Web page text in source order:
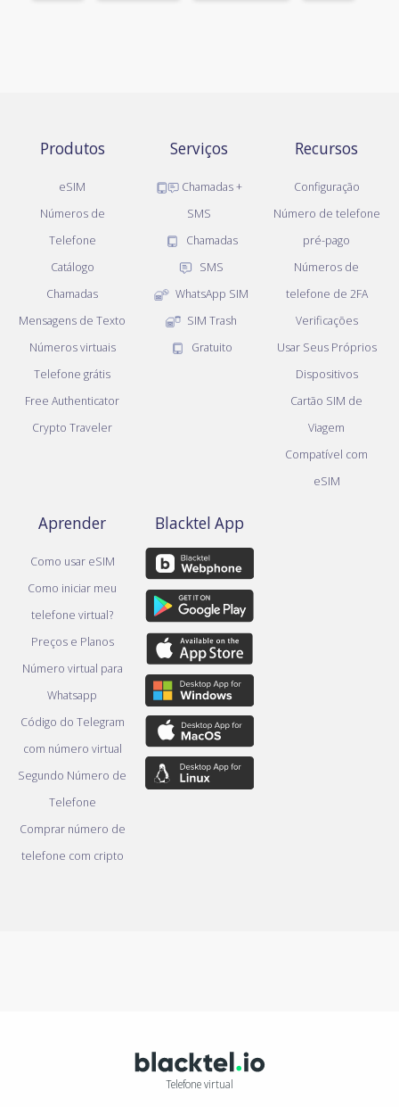
Produtos
eSIM
Números de
Telefone
Catálogo
Chamadas
Mensagens de Texto
Números virtuais
Telefone grátis
Free Authenticator
Crypto Traveler
Serviços
Chamadas +
SMS
Chamadas
SMS
WhatsApp SIM
SIM Trash
Gratuito
Recursos
Configuração
Número de telefone
pré-pago
Números de
telefone de 2FA
Verificações
Usar Seus Próprios
Dispositivos
Cartão SIM de
Viagem
Compatível com
eSIM
Aprender
Como usar eSIM
Como iniciar meu
telefone virtual?
Preços e Planos
Número virtual para
Whatsapp
Código do Telegram
com número virtual
Segundo Número de
Telefone
Comprar número de
telefone com cripto
Blacktel App
Telefone virtual